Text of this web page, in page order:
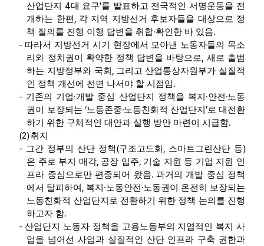
산업단지 4대 요구’를 발표하고 전국적인 서명운동을 전
개하는 한편 , 각 지역 지방선거 후보자들을 대상으로 정
책 질의를 진행 이행 답변을 취합·확인한 바 있음.
- 따라서 지방선거 시기 현장에서 모아낸 노동자들의 목소
리와 정치권이 확약한 정책 답변을 바탕으로, 새로 출범
하는 지방정부와 국회 , 그리고 산업통상자원부가 실질적
인 정책 개선에 전면 나서야 할 시점임.
- 기존의 기업·개발 중심 산업단지 정책을 복지 ·안전 ·노동
권이 보장되는‘노동존중·노동친화적 산업단지’로 대전환
하기 위한 구체적인 대안과 실행 방안 마련이 시급함.
(2) 취지
- 그간 정부의 산단 정책(구조고도화, 스마트그린산단 등)
은 주로 부지 매각, 공장 입주, 기술 지원 등 기업 지원 인
프라 중심으로만 편중되어 왔음. 과거의 개발 중심 정책
에서 탈피하여 , 복지 ·노동안전 ·노동권이 온전히 보장되는
노동친화적 산업단지로 전환하기 위한 정책 논의를 진행
하고자 함.
-산업단지 노동자 정책을 고용노동부의 지엽적인 복지 사
업을 넘어선 사업과 실질적인 산단 인프라 구축 권한과